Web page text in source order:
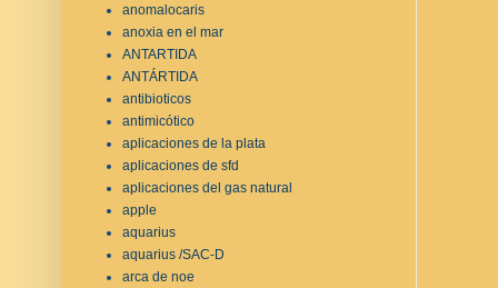
anomalocaris
anoxia en el mar
ANTARTIDA
ANTÁRTIDA
antibioticos
antimicótico
aplicaciones de la plata
aplicaciones de sfd
aplicaciones del gas natural
apple
aquarius
aquarius /SAC-D
arca de noe